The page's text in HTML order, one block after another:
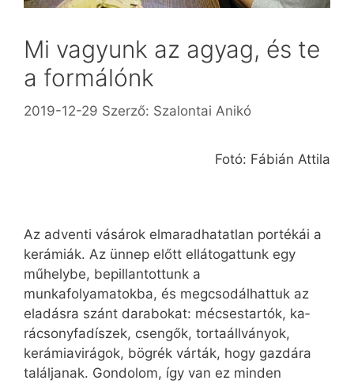
Mi vagyunk az agyag, és te
a formálónk
2019-12-29 Szerző: Szalontai Anikó
Fotó: Fábián Attila
Az adventi vásárok elmaradhatatlan portékái a
kerámiák. Az ünnep előtt ellátogattunk egy
műhelybe, bepillantottunk a
munkafolyamatokba, és megcsodálhattuk az
eladásra szánt darabokat: mécsestartók, ka­
rácsonyfadíszek, csengők, tortaállványok,
kerámiavirágok, bögrék várták, hogy gazdára
találjanak. Gondolom, így van ez minden